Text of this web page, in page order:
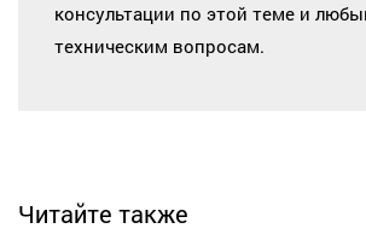
консультации по этой теме и
техническим вопросам.
Читайте также